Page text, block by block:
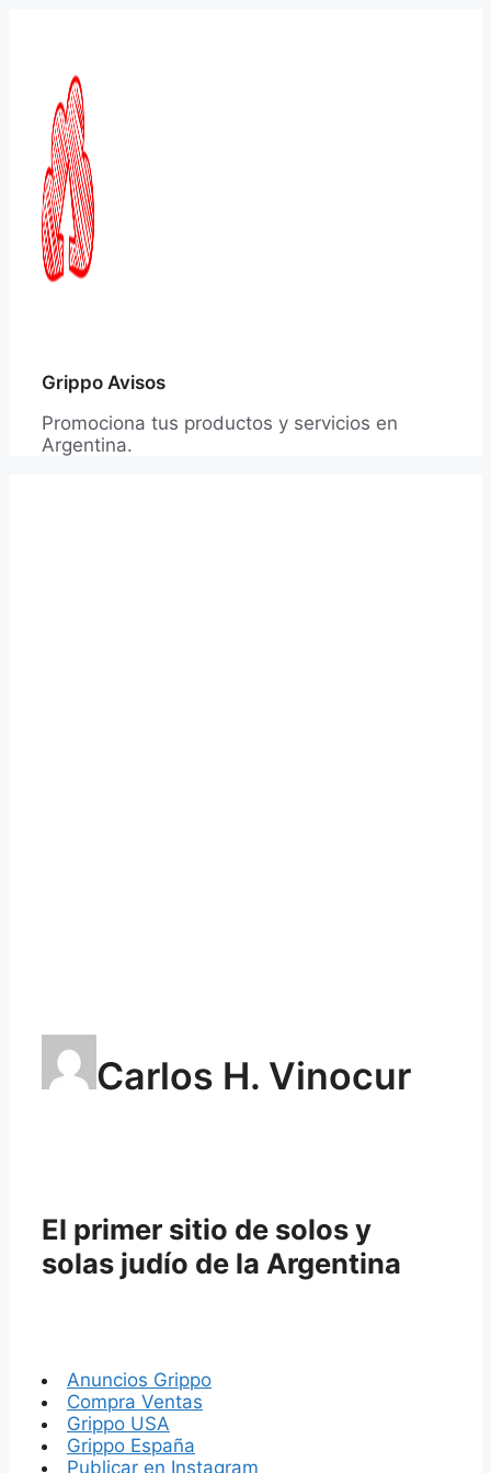
Grippo Avisos
Promociona tus productos y servicios en
Argentina.
Carlos H. Vinocur
El primer sitio de solos y
solas judío de la Argentina
Anuncios Grippo
Compra Ventas
Grippo USA
Grippo España
Publicar en Instagram